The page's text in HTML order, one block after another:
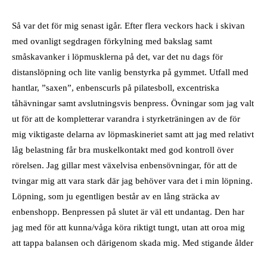
Så var det för mig senast igår. Efter flera veckors hack i skivan
med ovanligt segdragen förkylning med bakslag samt
småskavanker i löpmusklerna på det, var det nu dags för
distanslöpning och lite vanlig benstyrka på gymmet. Utfall med
hantlar, ”saxen”, enbenscurls på pilatesboll, excentriska
tåhävningar samt avslutningsvis benpress. Övningar som jag valt
ut för att de kompletterar varandra i styrketräningen av de för
mig viktigaste delarna av löpmaskineriet samt att jag med relativt
låg belastning får bra muskelkontakt med god kontroll över
rörelsen. Jag gillar mest växelvisa enbensövningar, för att de
tvingar mig att vara stark där jag behöver vara det i min löpning.
Löpning, som ju egentligen består av en lång sträcka av
enbenshopp. Benpressen på slutet är väl ett undantag. Den har
jag med för att kunna/våga köra riktigt tungt, utan att oroa mig
att tappa balansen och därigenom skada mig. Med stigande ålder